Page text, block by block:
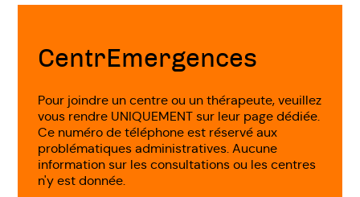
Fin
CentrEmergences
Pour joindre un centre ou un thérapeute, veuillez
vous rendre UNIQUEMENT sur leur page dédiée.
Ce numéro de téléphone est réservé aux
problématiques administratives. Aucune
information sur les consultations ou les centres
n'y est donnée.